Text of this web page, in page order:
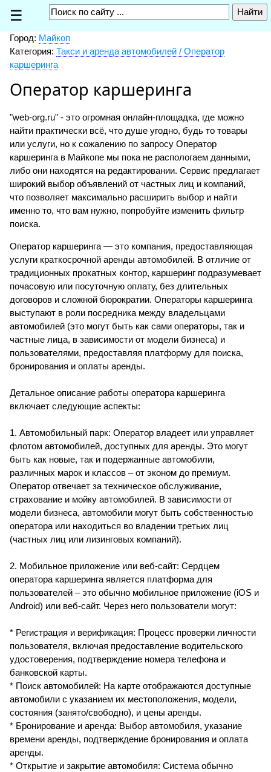
☰
Город: Майкоп
Категория: Такси и аренда автомобилей / Оператор
каршеринга
Оператор каршеринга
"web-org.ru" - это огромная онлайн-площадка, где можно
найти практически всё, что душе угодно, будь то товары
или услуги, но к сожалению по запросу Оператор
каршеринга в Майкопе мы пока не распологаем данными,
либо они находятся на редактировании. Сервис предлагает
широкий выбор объявлений от частных лиц и компаний,
что позволяет максимально расширить выбор и найти
именно то, что вам нужно, попробуйте изменить фильтр
поиска.
Оператор каршеринга — это компания, предоставляющая
услуги краткосрочной аренды автомобилей. В отличие от
традиционных прокатных контор, каршеринг подразумевает
почасовую или посуточную оплату, без длительных
договоров и сложной бюрократии. Операторы каршеринга
выступают в роли посредника между владельцами
автомобилей (это могут быть как сами операторы, так и
частные лица, в зависимости от модели бизнеса) и
пользователями, предоставляя платформу для поиска,
бронирования и оплаты аренды.
Детальное описание работы оператора каршеринга
включает следующие аспекты:
1. Автомобильный парк: Оператор владеет или управляет
флотом автомобилей, доступных для аренды. Это могут
быть как новые, так и подержанные автомобили,
различных марок и классов – от эконом до премиум.
Оператор отвечает за техническое обслуживание,
страхование и мойку автомобилей. В зависимости от
модели бизнеса, автомобили могут быть собственностью
оператора или находиться во владении третьих лиц
(частных лиц или лизинговых компаний).
2. Мобильное приложение или веб-сайт: Сердцем
оператора каршеринга является платформа для
пользователей – это обычно мобильное приложение (iOS и
Android) или веб-сайт. Через него пользователи могут:
* Регистрация и верификация: Процесс проверки личности
пользователя, включая предоставление водительского
удостоверения, подтверждение номера телефона и
банковской карты.
* Поиск автомобилей: На карте отображаются доступные
автомобили с указанием их местоположения, модели,
состояния (занято/свободно), и цены аренды.
* Бронирование и аренда: Выбор автомобиля, указание
времени аренды, подтверждение бронирования и оплата
аренды.
* Открытие и закрытие автомобиля: Система обычно